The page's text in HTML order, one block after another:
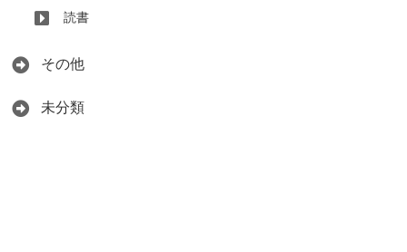
読書
その他
未分類